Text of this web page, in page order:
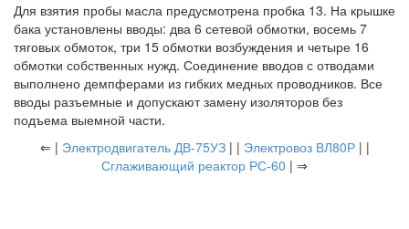
Для взятия пробы масла предусмотрена пробка 13. На крышке
бака установлены вводы: два 6 сетевой обмотки, восемь 7
тяговых обмоток, три 15 обмотки возбуждения и четыре 16
обмотки собственных нужд. Соединение вводов с отводами
выполнено демпферами из гибких медных проводников. Все
вводы разъемные и допускают замену изоляторов без
подъема выемной части.
⇐ | Электродвигатель ДВ-75УЗ| | Электровоз ВЛ80Р| |
Сглаживающий реактор РС-60 | ⇒